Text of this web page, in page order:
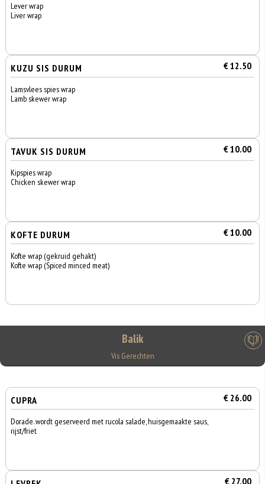
Lever wrap
Liver wrap
KUZU SIS DURUM € 12.50
Lamsvlees spies wrap
Lamb skewer wrap
TAVUK SIS DURUM € 10.00
Kipspies wrap
Chicken skewer wrap
KOFTE DURUM € 10.00
Kofte wrap (gekruid gehakt)
Kofte wrap (Spiced minced meat)
Balik
Vis Gerechten
CUPRA € 26.00
Dorade. wordt geserveerd met rucola salade, huisgemaakte saus,
rijst/friet
€ 27.00